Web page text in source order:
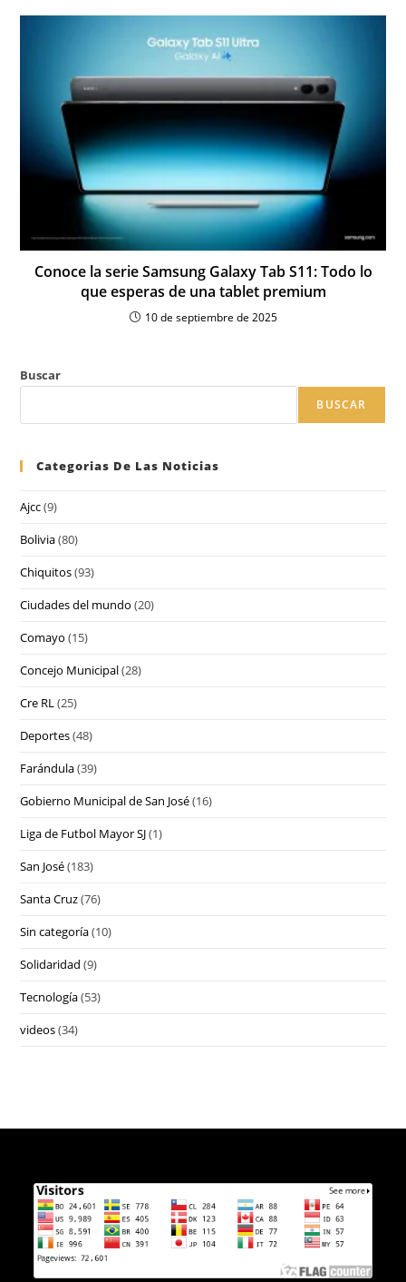
Conoce la serie Samsung Galaxy Tab S11: Todo lo
que esperas de una tablet premium
10 de septiembre de 2025
Buscar
BUSCAR
Categorias De Las Noticias
Ajcc(9)
Bolivia(80)
Chiquitos(93)
Ciudades del mundo (20)
Comayo (15)
Concejo Municipal(28)
Cre RL(25)
Deportes(48)
Farándula(39)
Gobierno Municipal de San José(16)
Liga de Futbol Mayor SJ(1)
San José(183)
Santa Cruz(76)
Sin categoría(10)
Solidaridad (9)
Tecnología(53)
videos(34)